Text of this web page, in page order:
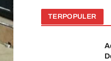
TERPOPULER